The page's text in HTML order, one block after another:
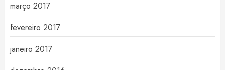
março 2017
fevereiro 2017
janeiro 2017